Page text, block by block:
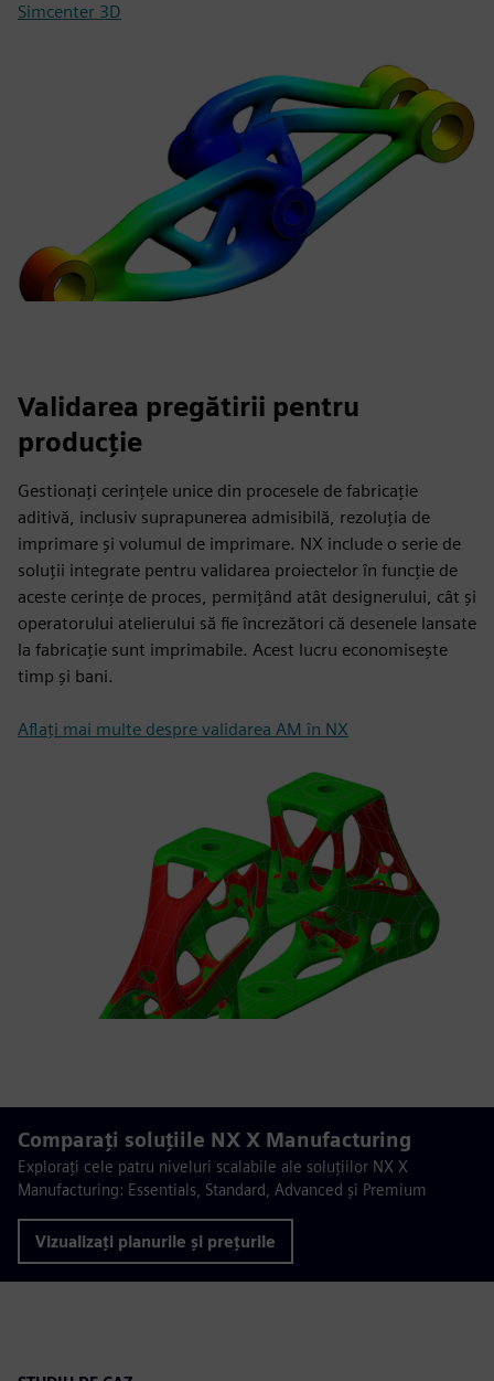
Simcenter 3D
Validarea pregătirii pentru
producție
Gestionați cerințele unice din procesele de fabricație
aditivă, inclusiv suprapunerea admisibilă, rezoluția de
imprimare și volumul de imprimare. NX include o serie de
soluții integrate pentru validarea proiectelor în funcție de
aceste cerințe de proces, permițând atât designerului, cât și
operatorului atelierului să fie încrezători că desenele lansate
la fabricație sunt imprimabile. Acest lucru economisește
timp și bani.
Aflați mai multe despre validarea AM în NX
Comparaţi soluţiile NX X Manufacturing
Explorați cele patru niveluri scalabile ale soluțiilor NX X
Manufacturing: Essentials, Standard, Advanced și Premium
Vizualizați planurile și prețurile